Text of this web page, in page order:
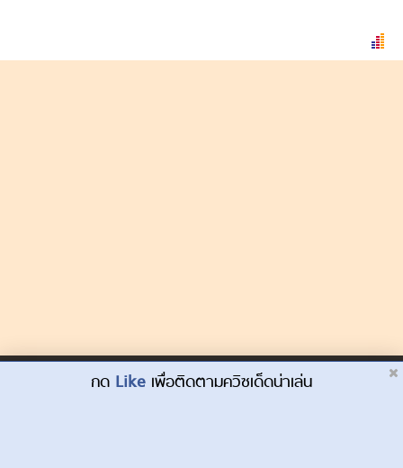
Dek-D.com ใช้คุกกี้เพื่อพัฒนาประสบการณ์ของ
กด Like เพื่อติดตามควิซเด็ดน่าเล่น